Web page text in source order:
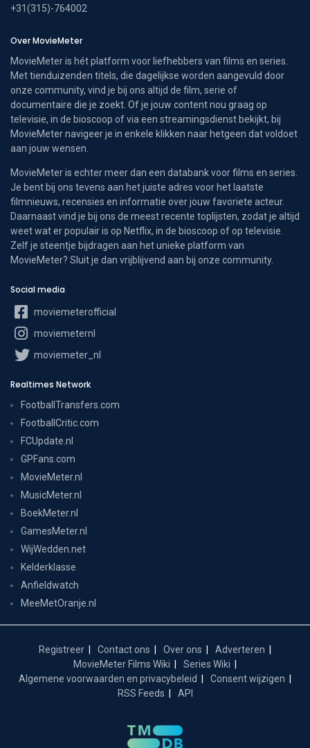
+31(315)-764002
Over MovieMeter
MovieMeter is hét platform voor liefhebbers van films en series.
Met tienduizenden titels, die dagelijkse worden aangevuld door
onze community, vind je bij ons altijd de film, serie of
documentaire die je zoekt. Of je jouw content nou graag op
televisie, in de bioscoop of via een streamingsdienst bekijkt, bij
MovieMeter navigeer je in enkele klikken naar hetgeen dat voldoet
aan jouw wensen.
MovieMeter is echter meer dan een databank voor films en series.
Je bent bij ons tevens aan het juiste adres voor het laatste
filmnieuws, recensies en informatie over jouw favoriete acteur.
Daarnaast vind je bij ons de meest recente toplijsten, zodat je altijd
weet wat er populair is op Netflix, in de bioscoop of op televisie.
Zelf je steentje bijdragen aan het unieke platform van
MovieMeter? Sluit je dan vrijblijvend aan bij onze community.
Social media
moviemeterofficial
moviemeternl
moviemeter_nl
Realtimes Network
FootballTransfers.com
FootballCritic.com
FCUpdate.nl
GPFans.com
MovieMeter.nl
MusicMeter.nl
BoekMeter.nl
GamesMeter.nl
WijWedden.net
Kelderklasse
Anfieldwatch
MeeMetOranje.nl
Registreer Contact ons Over ons
Adverteren
MovieMeter Films Wiki
Series Wiki
Algemene voorwaarden en privacybeleid
Consent wijzigen
RSS Feeds
API